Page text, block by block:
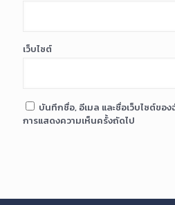
เว็บไซต์
บันทึกชื่อ, อีเมล และชื่อเว็บไซต์ขอ
การแสดงความเห็นครั้งถัดไป